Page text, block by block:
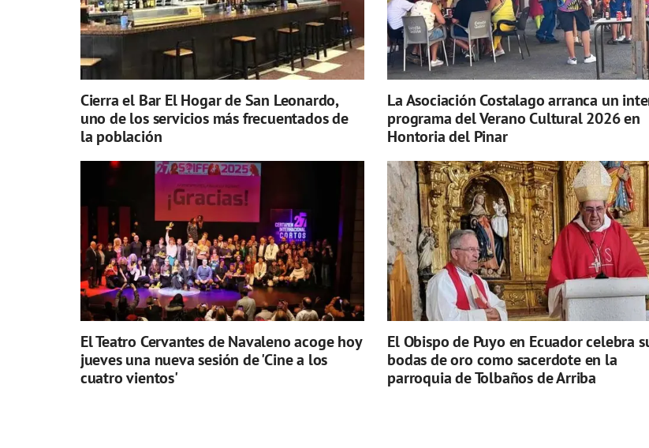
Cierra el Bar El Hogar de San Leonardo,
uno de los servicios más frecuentados de
la población
La Asociación Costalago arranca un
programa del Verano Cultural 2026 en
Hontoria del Pinar
El Teatro Cervantes de Navaleno acoge hoy
jueves una nueva sesión de 'Cine a los
cuatro vientos'
El Obispo de Puyo en Ecuador celebra
bodas de oro como sacerdote en la
parroquia de Tolbaños de Arriba